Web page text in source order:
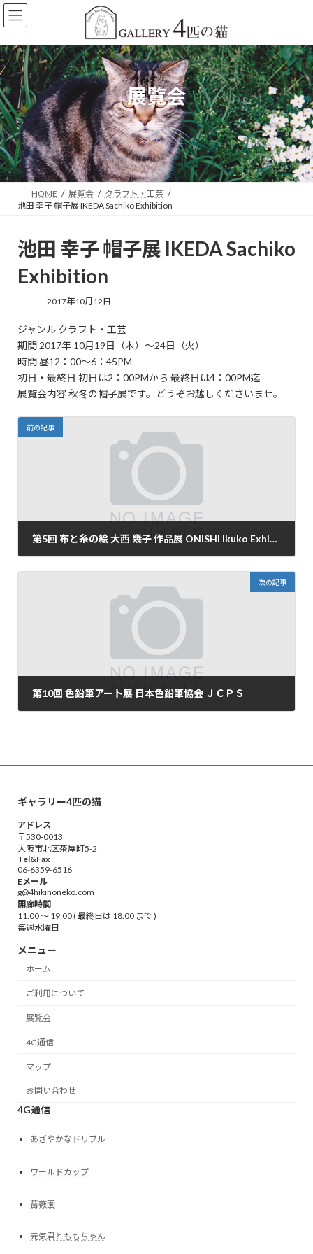
コ
ン
ン
ツ
へ
ス
キ
ッ
プ
ナ
ビ
ー
シ
ョ
ン
に
移
動
展覧会
HOME 展覧会
クラフト・工芸
池田 幸子 帽子展 IKEDA Sachiko Exhibition
池田 幸子 帽子展 IKEDA Sachiko
Exhibition
2017年10月12日
ジャンル クラフト・工芸
期間 2017年 10月19日（木）～24日（火）
時間 昼12：00～6：45PM
初日・最終日 初日は2：00PMから 最終日は4：00PM迄
展覧会内容 秋冬の帽子展です。どうぞお越しくださいませ。
前の記事
第5回 布と糸の絵 大西 幾子 作品展 ONISHI Ikuko Exhibition
次の記事
第10回 色鉛筆アート展 日本色鉛筆協会 ＪＣＰＳ
ギャラリー4匹の猫
アドレス
〒530-0013
大阪市北区茶屋町5-2
Tel&Fax
06-6359-6516
Eメール
g@4hikinoneko.com
開廊時間
11:00 ～ 19:00 ( 最終日は 18:00 まで )
毎週水曜日
メニュー
ホーム
ご利用について
展覧会
4G通信
マップ
お問い合わせ
4G通信
あざやかなドリブル
ワールドカップ
薔薇園
元気君とももちゃん